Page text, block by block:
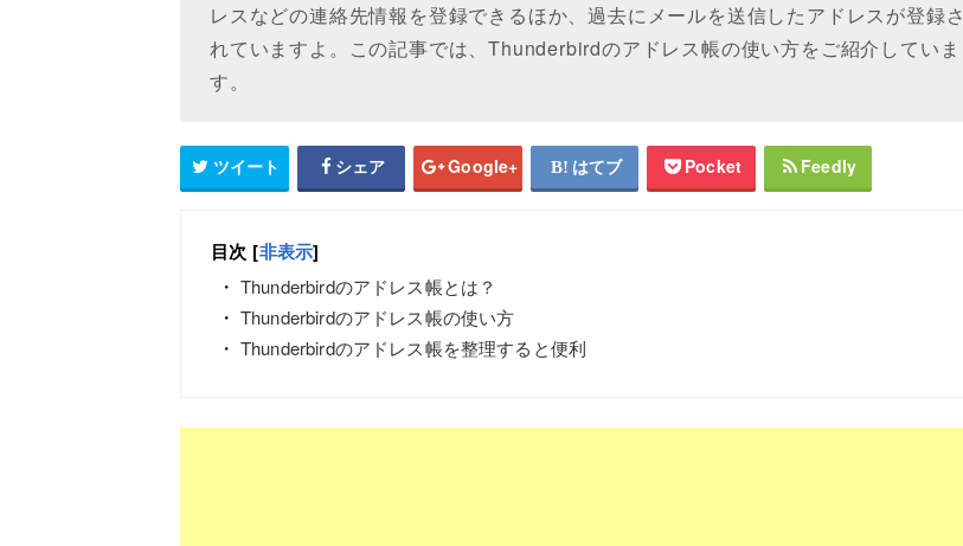
レスなどの連絡先情報を登録できるほか、過去にメールを送信したアドレスが登録さ
れていますよ。この記事では、Thunderbirdのアドレス帳の使い方をご紹介していま
す。
ツイート シェア Google+ はてブ Pocket Feedly
目次 [非表示]
Thunderbirdのアドレス帳とは？
Thunderbirdのアドレス帳の使い方
Thunderbirdのアドレス帳を整理すると便利